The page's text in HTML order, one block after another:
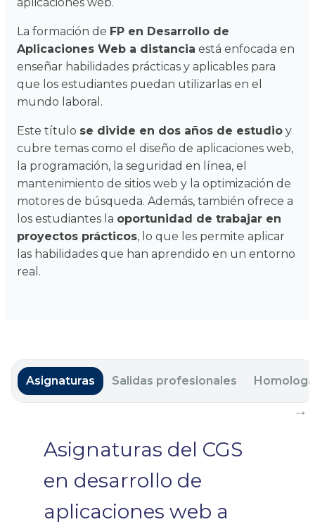
La formación de FP en Desarrollo de
Aplicaciones Web a distancia está enfocada en
enseñar habilidades prácticas y aplicables para
que los estudiantes puedan utilizarlas en el
mundo laboral.
Este título se divide en dos años de estudio y
cubre temas como el diseño de aplicaciones web,
la programación, la seguridad en línea, el
mantenimiento de sitios web y la optimización de
motores de búsqueda. Además, también ofrece a
los estudiantes la oportunidad de trabajar en
proyectos prácticos, lo que les permite aplicar
las habilidades que han aprendido en un entorno
real.
Asignaturas Salidas profesionales
Asignaturas del CGS
en desarrollo de
aplicaciones web a